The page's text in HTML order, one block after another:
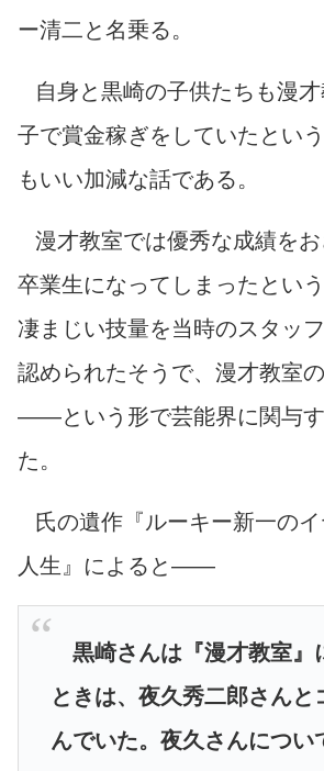
ー清二と名乗る。
自身と黒崎の子供たちも漫
子で賞金稼ぎをしていたとい
もいい加減な話である。
漫才教室では優秀な成績を
卒業生になってしまったとい
凄まじい技量を当時のスタッ
認められたそうで、漫才教室
――という形で芸能界に関与す
た。
氏の遺作『ルーキー新一の
人生』によると――
黒崎さんは『漫才教室』
ときは、夜久秀二郎さんと
んでいた。夜久さんについ